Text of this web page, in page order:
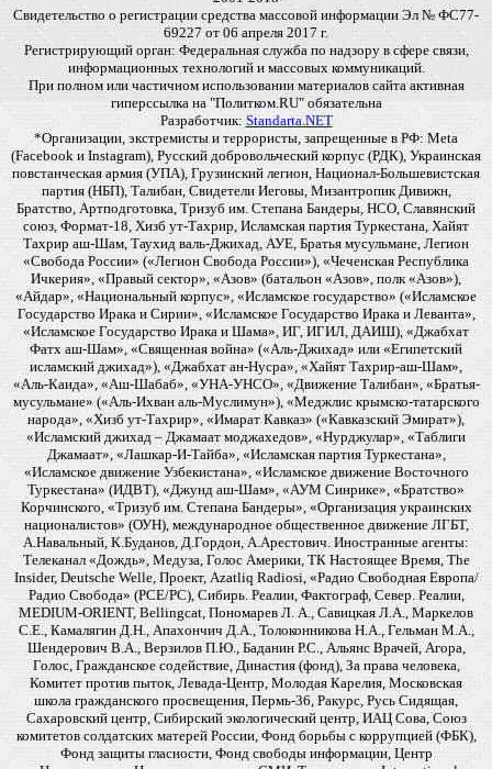
Свидетельство о регистрации средства массовой информации Эл № ФС77-
69227 от 06 апреля 2017 г.
Регистрирующий орган: Федеральная служба по надзору в сфере связи,
информационных технологий и массовых коммуникаций.
При полном или частичном использовании материалов сайта активная
гиперссылка на "Политком.RU" обязательна
Разработчик: Standarta.NET
*Организации, экстремисты и террористы, запрещенные в РФ: Meta
(Facebook и Instagram), Русский добровольческий корпус (РДК), Украинская
повстанческая армия (УПА), Грузинский легион, Национал-Большевистская
партия (НБП), Талибан, Свидетели Иеговы, Мизантропик Дивижн,
Братство, Артподготовка, Тризуб им. Степана Бандеры, НСО, Славянский
союз, Формат-18, Хизб ут-Тахрир, Исламская партия Туркестана, Хайят
Тахрир аш-Шам, Таухид валь-Джихад, АУЕ, Братья мусульмане, Легион
«Свобода России» («Легион Свобода России»), «Чеченская Республика
Ичкерия», «Правый сектор», «Азов» (батальон «Азов», полк «Азов»),
«Айдар», «Национальный корпус», «Исламское государство» («Исламское
Государство Ирака и Сирии», «Исламское Государство Ирака и Леванта»,
«Исламское Государство Ирака и Шама», ИГ, ИГИЛ, ДАИШ), «Джабхат
Фатх аш-Шам», «Священная война» («Аль-Джихад» или «Египетский
исламский джихад»), «Джабхат ан-Нусра», «Хайят Тахрир-аш-Шам»,
«Аль-Каида», «Аш-Шабаб», «УНА-УНСО», «Движение Талибан», «Братья-
мусульмане» («Аль-Ихван аль-Муслимун»), «Меджлис крымско-татарского
народа», «Хизб ут-Тахрир», «Имарат Кавказ» («Кавказский Эмират»),
«Исламский джихад – Джамаат моджахедов», «Нурджулар», «Таблиги
Джамаат», «Лашкар-И-Тайба», «Исламская партия Туркестана»,
«Исламское движение Узбекистана», «Исламское движение Восточного
Туркестана» (ИДВТ), «Джунд аш-Шам», «АУМ Синрике», «Братство»
Корчинского, «Тризуб им. Степана Бандеры», «Организация украинских
националистов» (ОУН), международное общественное движение ЛГБТ,
А.Навальный, К.Буданов, Д.Гордон, А.Арестович. Иностранные агенты:
Телеканал «Дождь», Медуза, Голос Америки, ТК Настоящее Время, The
Insider, Deutsche Welle, Проект, Azatliq Radiosi, «Радио Свободная Европа/
Радио Свобода» (PCE/PC), Сибирь. Реалии, Фактограф, Север. Реалии,
MEDIUM-ORIENT, Bellingcat, Пономарев Л. А., Савицкая Л.А., Маркелов
С.Е., Камалягин Д.Н., Апахончич Д.А., Толоконникова Н.А., Гельман М.А.,
Шендерович В.А., Верзилов П.Ю., Баданин Р.С., Альянс Врачей, Агора,
Голос, Гражданское содействие, Династия (фонд), За права человека,
Комитет против пыток, Левада-Центр, Молодая Карелия, Московская
школа гражданского просвещения, Пермь-36, Ракурс, Русь Сидящая,
Сахаровский центр, Сибирский экологический центр, ИАЦ Сова, Союз
комитетов солдатских матерей России, Фонд борьбы с коррупцией (ФБК),
Фонд защиты гласности, Фонд свободы информации, Центр